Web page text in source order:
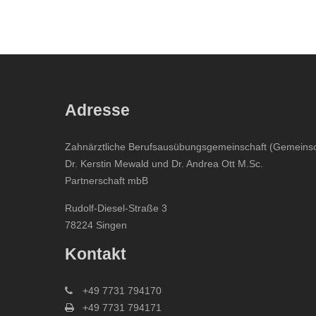
Adresse
Zahnärztliche Berufsausübungsgemeinschaft
Dr. Kerstin Mewald und Dr. Andrea Ott M.Sc.
Partnerschaft mbB
Rudolf-Diesel-Straße 3
78224 Singen
Kontakt
+49 7731 794170
+49 7731 794171